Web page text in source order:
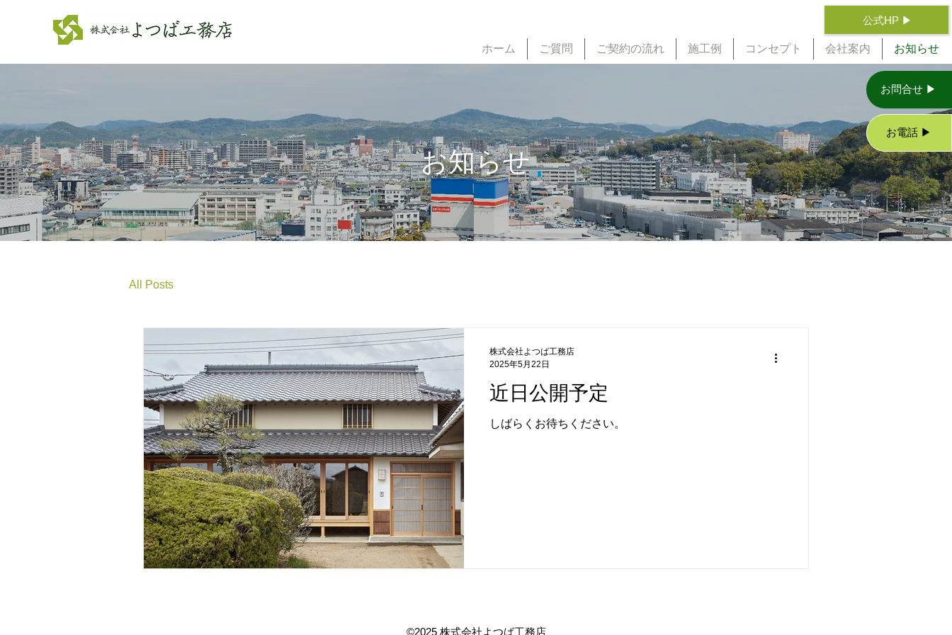
お問合せ ▶
お電話 ▶
公式HP ▶
ホーム ご質問 ご契約の流れ 施工例 コンセプト 会社案内 お知らせ
お知らせ
All Posts
近日公開予定
しばらくお待ちください。
株式会社よつば工務店
2025年5月22日
©2025 株式会社よつば工務店